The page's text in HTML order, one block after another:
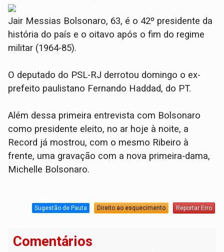
Jair Messias Bolsonaro, 63, é o 42º presidente da
história do país e o oitavo após o fim do regime
militar (1964-85).
O deputado do PSL-RJ derrotou domingo o ex-
prefeito paulistano Fernando Haddad, do PT.
Além dessa primeira entrevista com Bolsonaro
como presidente eleito, no ar hoje à noite, a
Record já mostrou, com o mesmo Ribeiro à
frente, uma gravação com a nova primeira-dama,
Michelle Bolsonaro.
Sugestão de Pauta Direito ao esquecimento Reportar Erro
Comentários